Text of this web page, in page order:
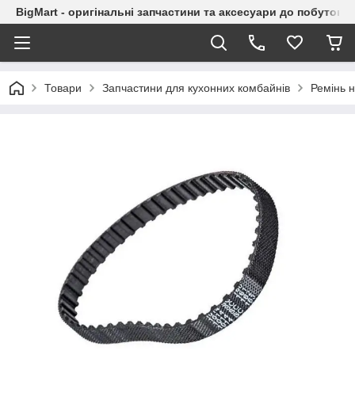
BigMart - оригінальні запчастини та аксесуари до побутової
Товари Запчастини для кухонних комбайнів Ремінь